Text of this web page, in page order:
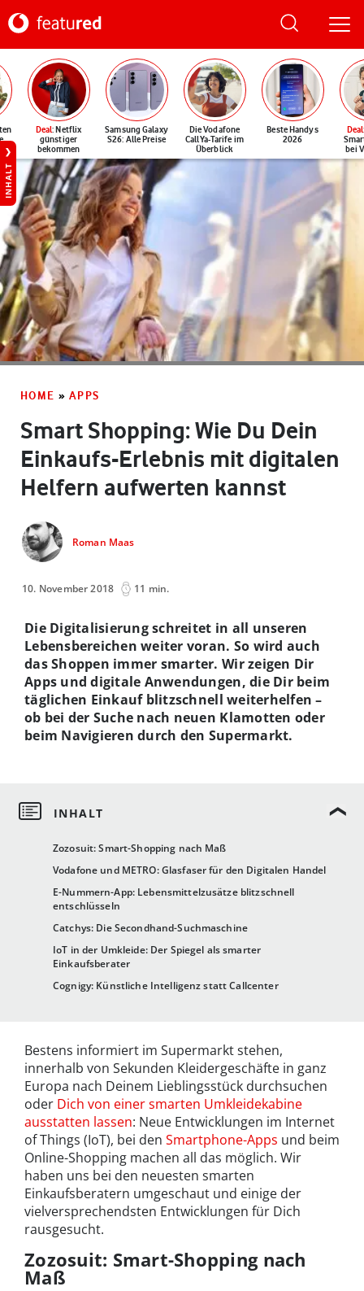
Deal: Netflix
günstiger
bekommen
Samsung Galaxy
S26: Alle Preise
Die Vodafone
CallYa-Tarife im
Überblick
Beste Handys
2026
Deal
bei
INHALT
HOME » APPS
Smart Shopping: Wie Du Dein
Einkaufs-Erlebnis mit digitalen
Helfern aufwerten kannst
Roman Maas
10. November 2018 11 min.
Zozosuit: Smart-Shopping nach Maß
Vodafone und METRO: Glasfaser für den Digitalen Handel
E-Nummern-App: Lebensmittelzusätze blitzschnell
entschlüsseln
Catchys: Die Secondhand-Suchmaschine
IoT in der Umkleide: Der Spiegel als smarter
Einkaufsberater
Cognigy: Künstliche Intelligenz statt Callcenter
Die Digitalisierung schreitet in all unseren
Lebensbereichen weiter voran. So wird auch
das Shoppen immer smarter. Wir zeigen Dir
Apps und digitale Anwendungen, die Dir beim
täglichen Einkauf blitzschnell weiterhelfen –
ob bei der Suche nach neuen Klamotten oder
beim Navigieren durch den Supermarkt.
Bestens informiert im Supermarkt stehen,
innerhalb von Sekunden Kleidergeschäfte in ganz
Europa nach Deinem Lieblingsstück durchsuchen
oder Dich von einer smarten Umkleidekabine
ausstatten lassen: Neue Entwicklungen im Internet
of Things (IoT), bei den Smartphone-Apps und beim
Online-Shopping machen all das möglich. Wir
haben uns bei den neuesten smarten
Einkaufsberatern umgeschaut und einige der
vielversprechendsten Entwicklungen für Dich
rausgesucht.
Zozosuit: Smart-Shopping nach
Maß